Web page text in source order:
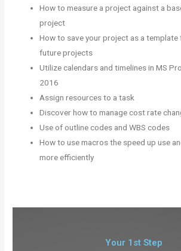
How to measure a project against a
project
How to save your project as a template
future projects
Utilize calendars and timelines in MS
2016
Assign resources to a task
Discover how to manage cost rate
Use of outline codes and WBS codes
How to use macros the speed up use
more efficiently
Your 1st Step